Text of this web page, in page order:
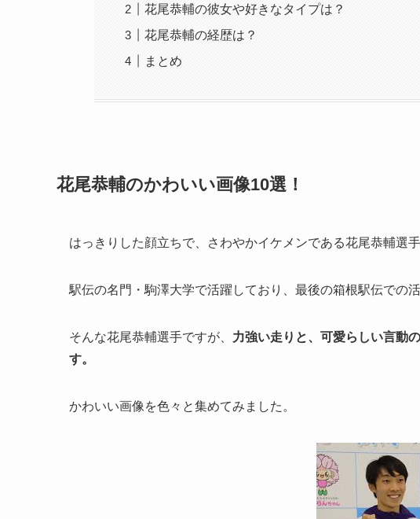
花尾恭輔の彼女や好きなタイプは？
花尾恭輔の経歴は？
まとめ
花尾恭輔のかわいい画像10選！
はっきりした顔立ちで、さわやかイケメンである花尾恭輔選手
駅伝の名門・駒澤大学で活躍しており、最後の箱根駅伝での
そんな花尾恭輔選手ですが、 力強い走りと、可愛らしい言動
す。
かわいい画像を色々と集めてみました。